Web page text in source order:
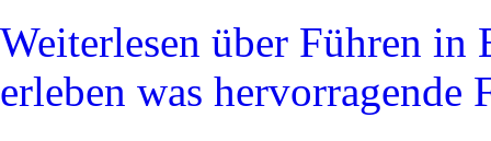
Weiterlesen über Führen in
erleben was hervorragende